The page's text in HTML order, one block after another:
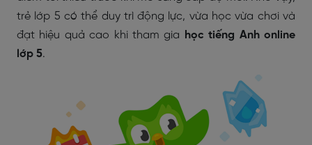
trẻ lớp 5 có thể duy trì động lực, vừa học vừa chơi và
đạt hiệu quả cao khi tham gia
học tiếng Anh online
lớp 5.